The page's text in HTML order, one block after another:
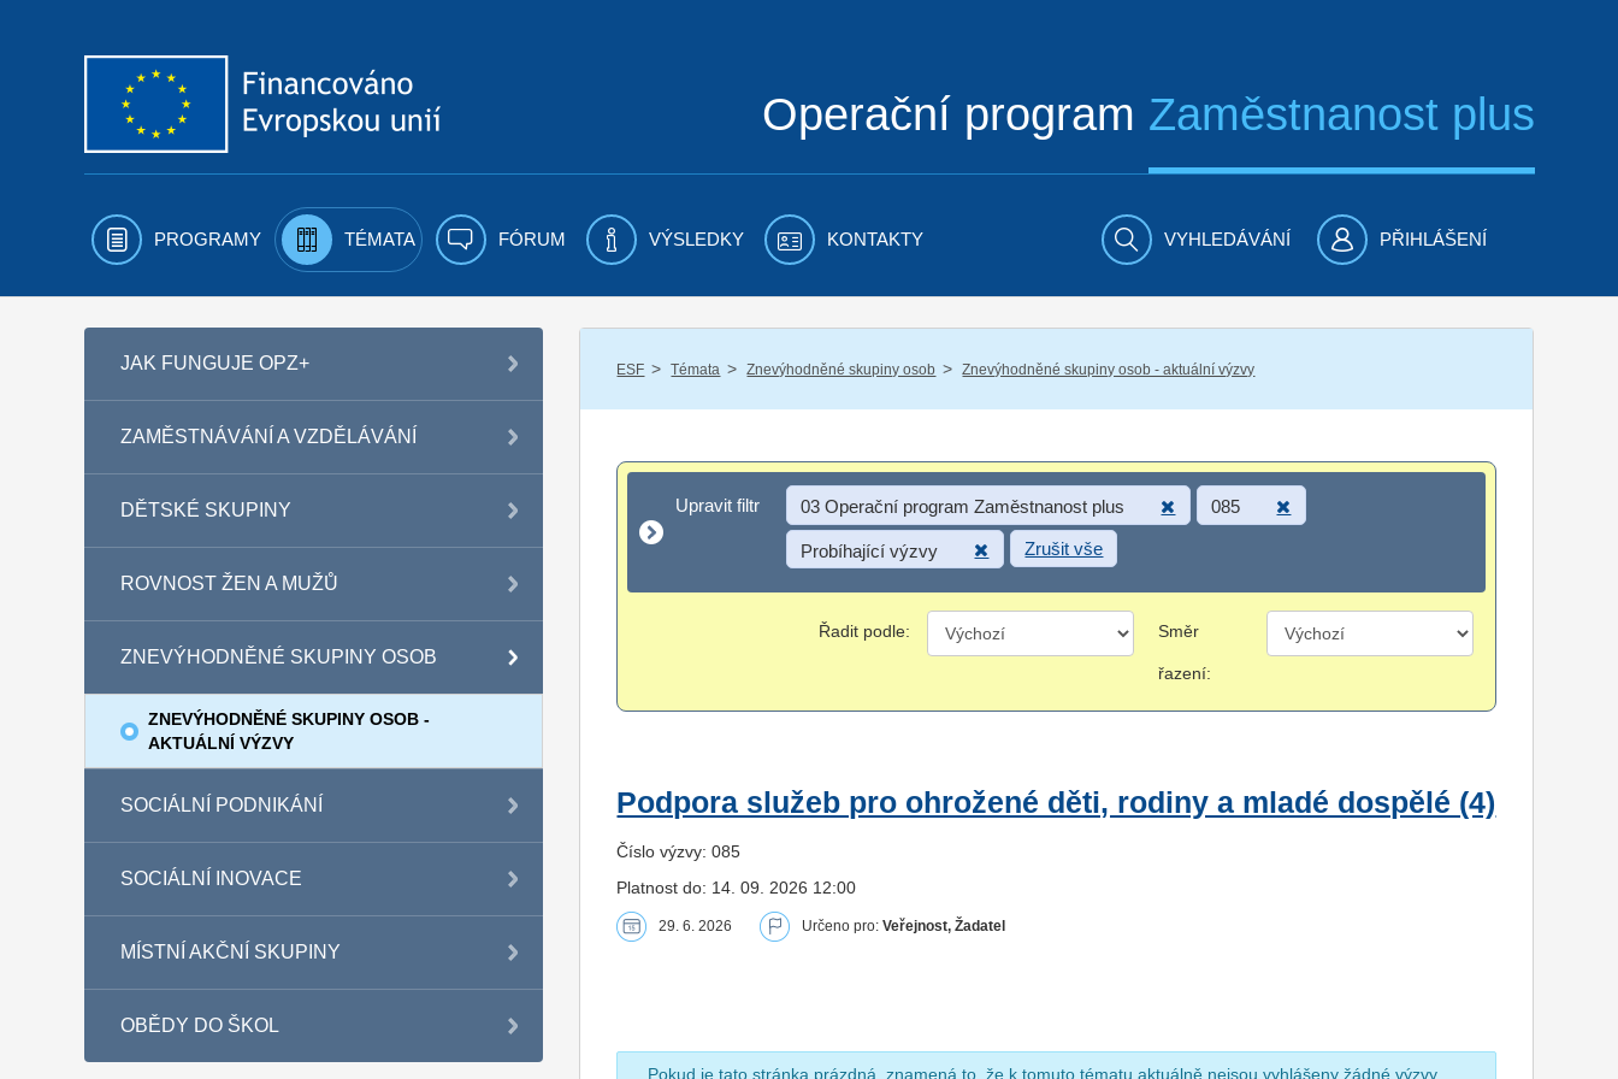
Operační program Zaměstnanost plus
PROGRAMY TÉMATA FÓRUM VÝSLEDKY KONTAKTY VYHLEDÁVÁNÍ PŘIHLÁŠENÍ
JAK FUNGUJE OPZ+
ZAMĚSTNÁVÁNÍ A VZDĚLÁVÁNÍ
DĚTSKÉ SKUPINY
ROVNOST ŽEN A MUŽŮ
ZNEVÝHODNĚNÉ SKUPINY OSOB
ZNEVÝHODNĚNÉ SKUPINY OSOB -
AKTUÁLNÍ VÝZVY
SOCIÁLNÍ PODNIKÁNÍ
SOCIÁLNÍ INOVACE
MÍSTNÍ AKČNÍ SKUPINY
OBĚDY DO ŠKOL
ESF / Témata / Znevýhodněné skupiny osob / Znevýhodněné skupiny osob - aktuální výzvy
Upravit filtr
Upravit filtr 03 Operační program Zaměstnanost plus 085
Probíhající výzvy Zrušit vše
Řadit podle: Směr
řazení:
Podpora služeb pro ohrožené děti, rodiny a mladé dospělé (4)
Číslo výzvy: 085
Platnost do: 14. 09. 2026 12:00
29. 6. 2026 Určeno pro:Veřejnost, Žadatel
Pokud je tato stránka prázdná, znamená to, že k tomuto tématu aktuálně nejsou vyhlášeny žádné výzvy.